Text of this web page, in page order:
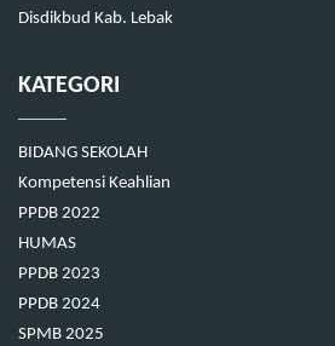
Disdikbud Kab. Lebak
KATEGORI
BIDANG SEKOLAH
Kompetensi Keahlian
PPDB 2022
HUMAS
PPDB 2023
PPDB 2024
SPMB 2025